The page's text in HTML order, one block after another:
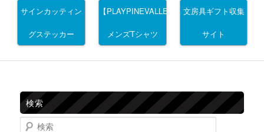
サインカッティン
グステッカー
【PLAYPINEVALLEY】
メンズTシャツ
文房具ギフト収集
サイト
検索
検索